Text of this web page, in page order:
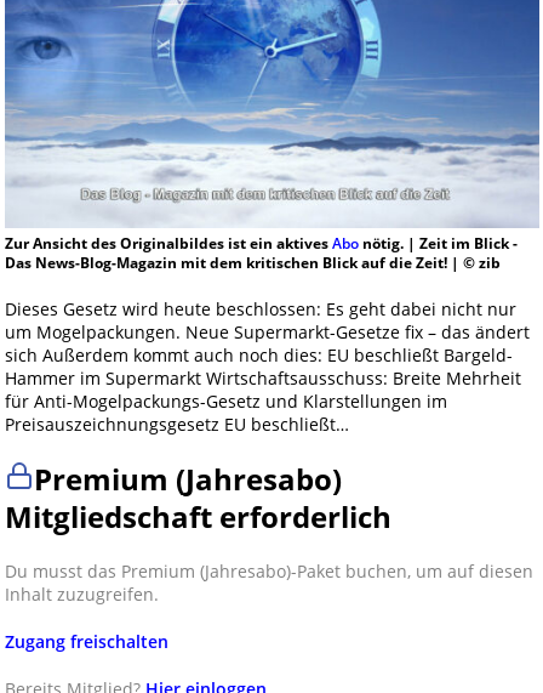
Zur Ansicht des Originalbildes ist ein aktivesAbonötig. | Zeit im Blick -
Das News-Blog-Magazin mit dem kritischen Blick auf die Zeit! | © zib
Dieses Gesetz wird heute beschlossen: Es geht dabei nicht nur
um Mogelpackungen. Neue Supermarkt-Gesetze fix – das ändert
sich Außerdem kommt auch noch dies: EU beschließt Bargeld-
Hammer im Supermarkt Wirtschaftsausschuss: Breite Mehrheit
für Anti-Mogelpackungs-Gesetz und Klarstellungen im
Preisauszeichnungsgesetz EU beschließt…
Premium (Jahresabo)
Mitgliedschaft erforderlich
Du musst das Premium (Jahresabo)-Paket buchen, um auf diesen
Inhalt zuzugreifen.
Zugang freischalten